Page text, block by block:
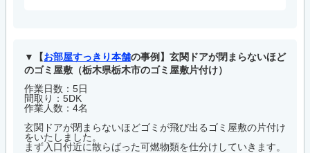
【お部屋すっきり本舗の事例】玄関ドアが閉まらないほど
のゴミ屋敷（栃木県栃木市のゴミ屋敷片付け）
作業日数：5日
間取り：5DK
作業人数：4名
玄関ドアが閉まらないほどゴミが飛び出るゴミ屋敷の片付け
をいたしました。
まず入口付近に散らばった可燃物類を仕分けしていきます。